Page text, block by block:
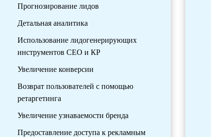
Прогнозирование лидов
Детальная аналитика
Использование лидогенерирующих
инструментов СЕО и КР
Увеличение конверсии
Возврат пользователей с помощью
ретаргетинга
Увеличение узнаваемости бренда
Предоставление доступа к рекламным